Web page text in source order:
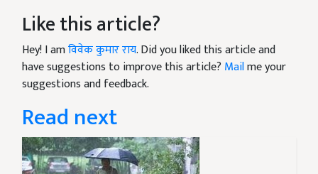
Like this article?
Hey! I amविवेक कुमार राय. Did you liked this article and
have suggestions to improve this article? Mailme your
suggestions and feedback.
Read next